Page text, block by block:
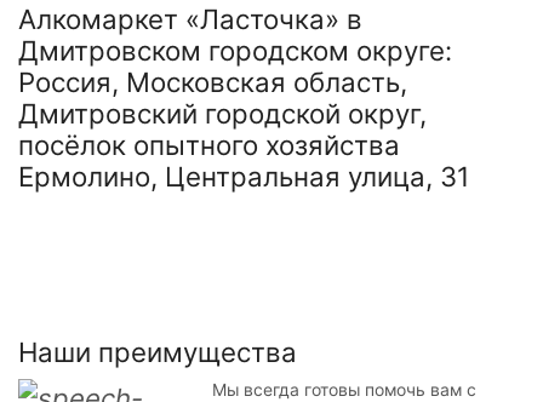
Алкомаркет «Ласточка» в
Дмитровском городском округе:
Россия, Московская область,
Дмитровский городской округ,
посёлок опытного хозяйства
Ермолино, Центральная улица, 31
Наши преимущества
Мы всегда готовы помочь вам с